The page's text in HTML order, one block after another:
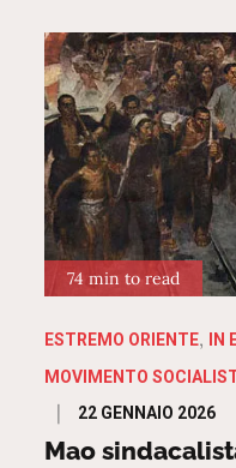
74 min to read
ESTREMO ORIENTE
IN
MOVIMENTO
Posted
on
22 GENNAIO 2026
Mao